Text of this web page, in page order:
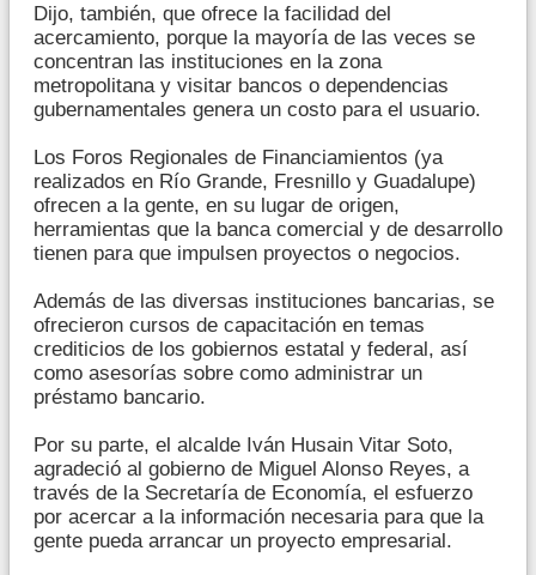
Dijo, también, que ofrece la facilidad del
acercamiento, porque la mayoría de las veces se
concentran las instituciones en la zona
metropolitana y visitar bancos o dependencias
gubernamentales genera un costo para el usuario.
Los Foros Regionales de Financiamientos (ya
realizados en Río Grande, Fresnillo y Guadalupe)
ofrecen a la gente, en su lugar de origen,
herramientas que la banca comercial y de desarrollo
tienen para que impulsen proyectos o negocios.
Además de las diversas instituciones bancarias, se
ofrecieron cursos de capacitación en temas
crediticios de los gobiernos estatal y federal, así
como asesorías sobre como administrar un
préstamo bancario.
Por su parte, el alcalde Iván Husain Vitar Soto,
agradeció al gobierno de Miguel Alonso Reyes, a
través de la Secretaría de Economía, el esfuerzo
por acercar a la información necesaria para que la
gente pueda arrancar un proyecto empresarial.